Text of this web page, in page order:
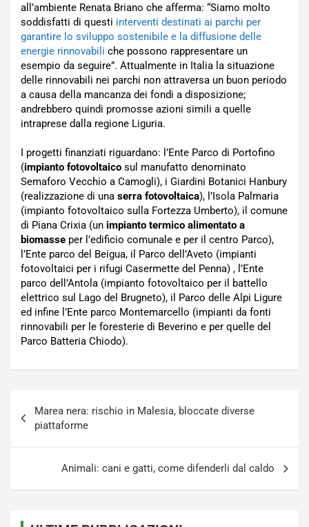
all’ambiente Renata Briano che afferma: “Siamo molto
soddisfatti di questi interventi destinati ai parchi per
garantire lo sviluppo sostenibile e la diffusione delle
energie rinnovabili che possono rappresentare un
esempio da seguire”. Attualmente in Italia la situazione
delle rinnovabili nei parchi non attraversa un buon periodo
a causa della mancanza dei fondi a disposizione;
andrebbero quindi promosse azioni simili a quelle
intraprese dalla regione Liguria.
I progetti finanziati riguardano: l’Ente Parco di Portofino
(impianto fotovoltaico sul manufatto denominato
Semaforo Vecchio a Camogli), i Giardini Botanici Hanbury
(realizzazione di una serra fotovoltaica), l’Isola Palmaria
(impianto fotovoltaico sulla Fortezza Umberto), il comune
di Piana Crixia (un impianto termico alimentato a
biomasse per l’edificio comunale e per il centro Parco),
l’Ente parco del Beigua, il Parco dell’Aveto (impianti
fotovoltaici per i rifugi Casermette del Penna) , l’Ente
parco dell’Antola (impianto fotovoltaico per il battello
elettrico sul Lago del Brugneto), il Parco delle Alpi Ligure
ed infine l’Ente parco Montemarcello (impianti da fonti
rinnovabili per le foresterie di Beverino e per quelle del
Parco Batteria Chiodo).
articoli
Marea nera: rischio in Malesia, bloccate diverse
piattaforme
Animali: cani e gatti, come difenderli dal caldo